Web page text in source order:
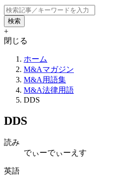
+
閉じる
ホーム
M&Aマガジン
M&A用語集
M&A法律用語
DDS
DDS
読み
でぃーでぃーえす
英語